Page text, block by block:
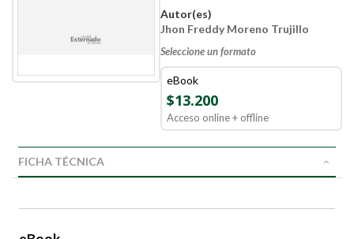
Autor(es)
Jhon Freddy Moreno Trujillo
Seleccione un formato
eBook
$13.200
Acceso online + offline
FICHA TÉCNICA